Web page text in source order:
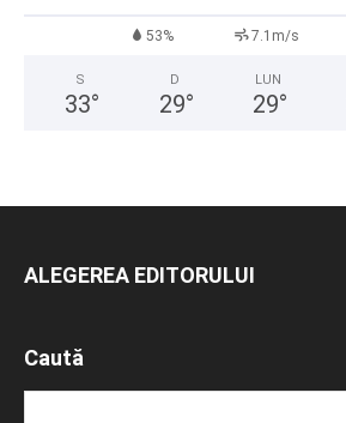
53% 7.1m/s
S
33°
D
29°
LUN
29°
ALEGEREA EDITORULUI
Caută